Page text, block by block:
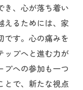
き、心が落ち着い
えるためには、家
です。心の痛みを
ップへと進む力が
プへの参加も一つ
とで、新たな視点